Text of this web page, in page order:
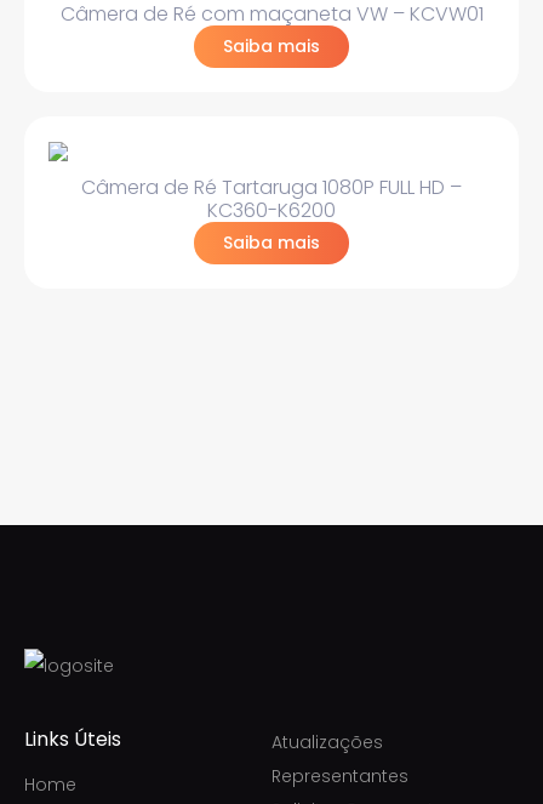
Câmera de Ré com maçaneta VW – KCVW01
Saiba mais
Câmera de Ré Tartaruga 1080P FULL HD –
KC360-K6200
Saiba mais
Links Úteis
Home
Atualizações
Representantes